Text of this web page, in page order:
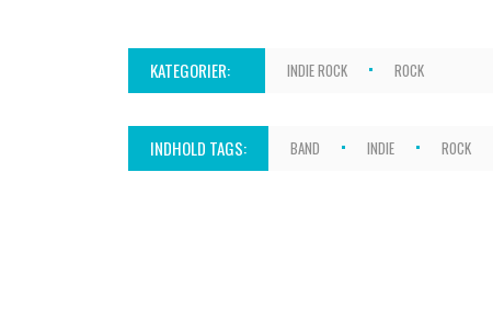
KATEGORIER: INDIE ROCK ROCK
INDHOLD TAGS: BAND INDIE ROCK